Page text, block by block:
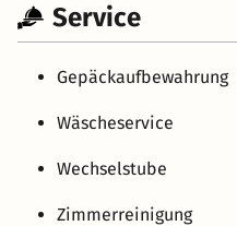
Service
Gepäckaufbewahrung
Wäscheservice
Wechselstube
Zimmerreinigung